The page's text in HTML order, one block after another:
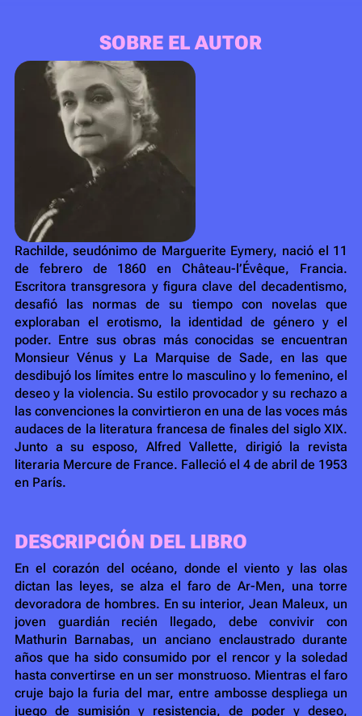
SOBRE EL AUTOR
Rachilde, seudónimo de Marguerite Eymery, nació el 11
de febrero de 1860 en Château-l’Évêque, Francia.
Escritora transgresora y figura clave del decadentismo,
desafió las normas de su tiempo con novelas que
exploraban el erotismo, la identidad de género y el
poder. Entre sus obras más conocidas se encuentran
Monsieur Vénus y La Marquise de Sade, en las que
desdibujó los límites entre lo masculino y lo femenino, el
deseo y la violencia. Su estilo provocador y su rechazo a
las convenciones la convirtieron en una de las voces más
audaces de la literatura francesa de finales del siglo XIX.
Junto a su esposo, Alfred Vallette, dirigió la revista
literaria Mercure de France. Falleció el 4 de abril de 1953
en París.
DESCRIPCIÓN DEL LIBRO
En el corazón del océano, donde el viento y las olas
dictan las leyes, se alza el faro de Ar-Men, una torre
devoradora de hombres. En su interior, Jean Maleux, un
joven guardián recién llegado, debe convivir con
Mathurin Barnabas, un anciano enclaustrado durante
años que ha sido consumido por el rencor y la soledad
hasta convertirse en un ser monstruoso. Mientras el faro
cruje bajo la furia del mar, entre ambosse despliega un
juego de sumisión y resistencia, de poder y deseo,